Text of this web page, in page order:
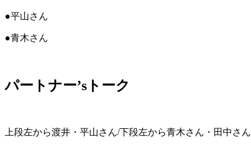
●平山さん
●青木さん
パートナー’sトーク
上段左から渡井・平山さん/下段左から青木さん・田中さん